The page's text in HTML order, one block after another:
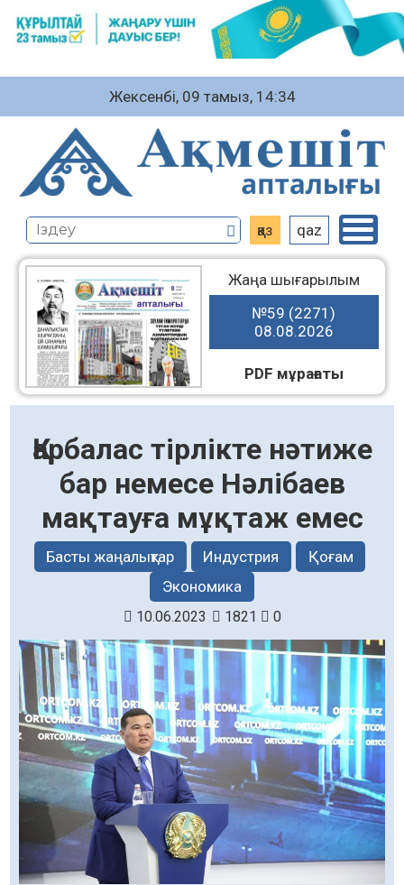
Жексенбі, 09 тамыз, 14:34
қаз qaz
Жаңа шығарылым
№59 (2271)
08.08.2026
PDF мұрағаты
Қарбалас тірлікте нәтиже
бар немесе Нәлібаев
мақтауға мұқтаж емес
Басты жаңалықтар Индустрия
Қоғам
Экономика
10.06.2023 1821 0